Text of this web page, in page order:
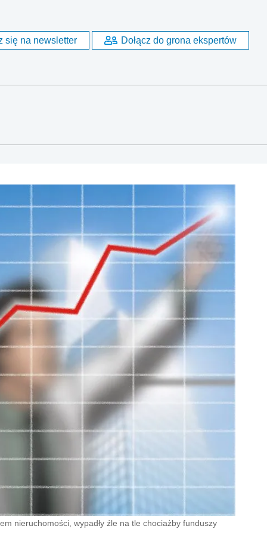
się na newsletter Dołącz do grona ekspertów
nieruchomości, wypadły źle na tle chociażby funduszy